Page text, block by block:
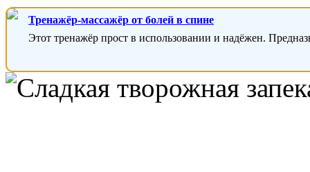
Тренажёр-массажёр от болей в спине
Этот тренажёр прост в использовании и надёжен.